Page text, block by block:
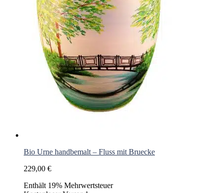
Bio Urne handbemalt – Fluss mit Bruecke
229,00 €
Enthält 19% Mehrwertsteuer